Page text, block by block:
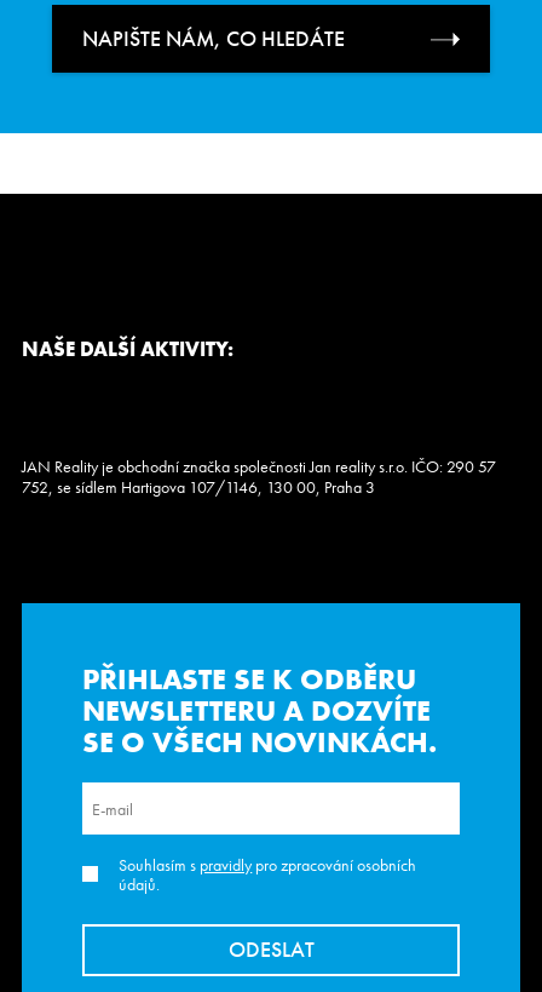
NAPIŠTE NÁM, CO HLEDÁTE
NAŠE DALŠÍ AKTIVITY:
JAN Reality je obchodní značka společnosti Jan reality s.r.o. IČO: 290 57
752, se sídlem Hartigova 107/1146, 130 00, Praha 3
PŘIHLASTE SE K ODBĚRU
NEWSLETTERUA DOZVÍTE
SE O VŠECH NOVINKÁCH.
Souhlasím s pravidlypro zpracování osobních
údajů.